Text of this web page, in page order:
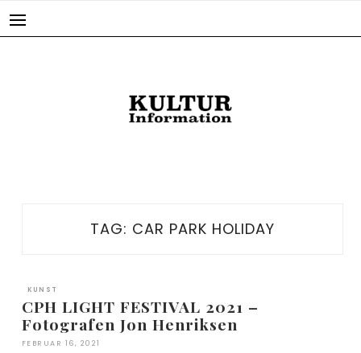
TAG: CAR PARK HOLIDAY
KUNST
CPH LIGHT FESTIVAL 2021 –
Fotografen Jon Henriksen
FEBRUAR 16, 2021